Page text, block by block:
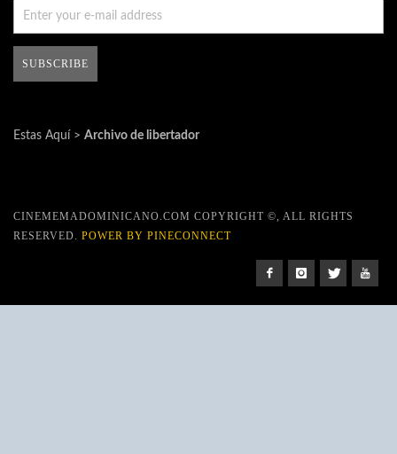
Estas Aquí > Archivo de libertador
CINEMEMADOMINICANO.COM COPYRIGHT ©, ALL RIGHTS
RESERVED. POWER BY PINECONNECT